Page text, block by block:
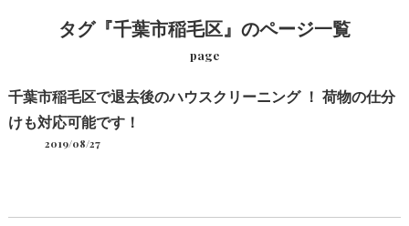
タグ『千葉市稲毛区』のページ一覧
page
千葉市稲毛区で退去後のハウスクリーニング ！ 荷物の仕分
けも対応可能です！
2019/08/27